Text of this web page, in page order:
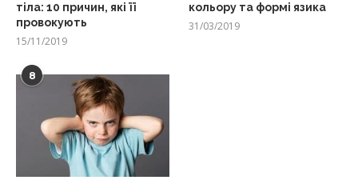
тіла: 10 причин, які її
провокують
15/11/2019
кольору та формі язика
31/03/2019
8